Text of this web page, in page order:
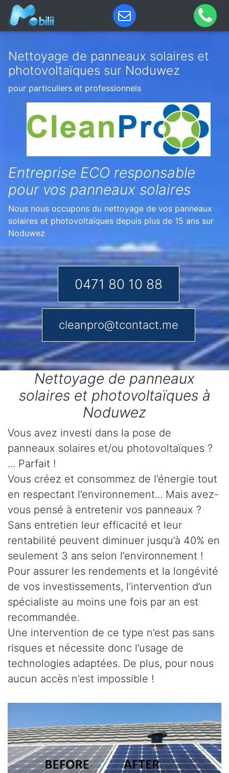
Nettoyage de panneaux solaires et
photovoltaïques sur Noduwez
pour particuliers et professionnels
Entreprise ECO responsable
pour vos panneaux solaires
Nous nous occupons du nettoyage de vos panneaux
solaires et photovoltaïques depuis plus de 15 ans sur
Noduwez
0471 80 10 88
cleanpro@tcontact.me
Nettoyage de panneaux
solaires et photovoltaïques à
Noduwez
Vous avez investi dans la pose de
panneaux solaires et/ou photovoltaïques ?
... Parfait !
Vous créez et consommez de l’énergie tout
en respectant l’environnement... Mais avez-
vous pensé à entretenir vos panneaux ?
Sans entretien leur efficacité et leur
rentabilité peuvent diminuer jusqu’à 40% en
seulement 3 ans selon l’environnement !
Pour assurer les rendements et la longévité
de vos investissements, l’intervention d’un
spécialiste au moins une fois par an est
recommandée.
Une intervention de ce type n’est pas sans
risques et nécessite donc l’usage de
technologies adaptées. De plus, pour nous
aucun accès n’est impossible !